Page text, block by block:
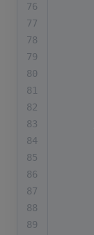
76
77
78
79
80
81
82
83
84
85
86
87
88
89